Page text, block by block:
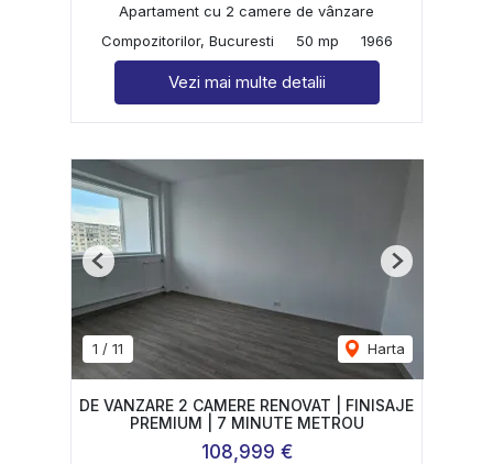
Apartament cu 2 camere de vânzare
Compozitorilor, Bucuresti
50 mp 1966
Vezi mai multe detalii
1 / 11 Harta
Previous Next
DE VANZARE 2 CAMERE RENOVAT | FINISAJE
PREMIUM | 7 MINUTE METROU
108,999 €